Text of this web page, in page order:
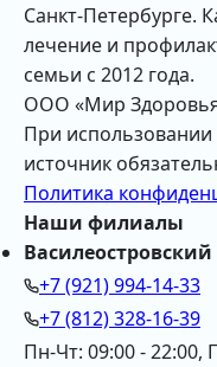
Санкт-Петербурге.
лечение и
семьи с 2012 года.
ООО «Мир
При использовании
источник
Политика
Наши филиалы
+7 (921) 994-14-33
+7 (812) 328-16-39
Пн-Чт: 09:00 - 22:00,